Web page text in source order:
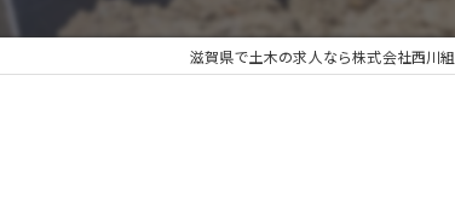
滋賀県で土木の求人なら株式会社西川組